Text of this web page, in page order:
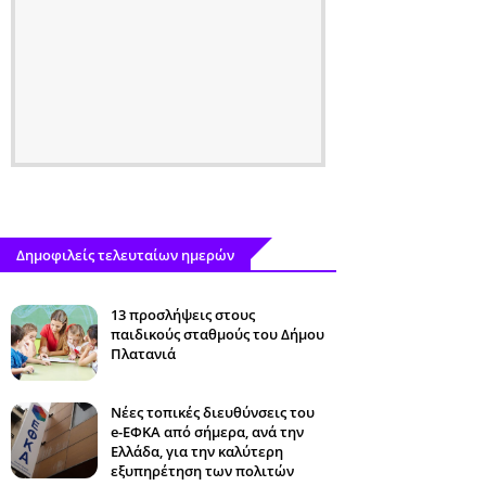
Δημοφιλείς τελευταίων ημερών
13 προσλήψεις στους
παιδικούς σταθμούς του Δήμου
Πλατανιά
Νέες τοπικές διευθύνσεις του
e-ΕΦΚΑ από σήμερα, ανά την
Ελλάδα, για την καλύτερη
εξυπηρέτηση των πολιτών